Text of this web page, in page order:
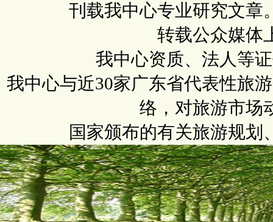
刊载我中心专业研究文章
转载公众媒体
我中心资质、法人等
我中心与近30家广东省代表性旅
络，对旅游市场
国家颁布的有关旅游规划